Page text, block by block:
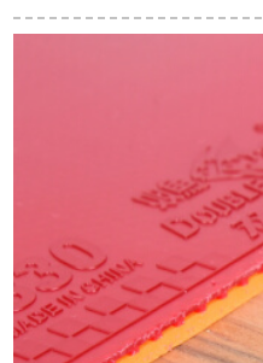
星直球短柄シングル